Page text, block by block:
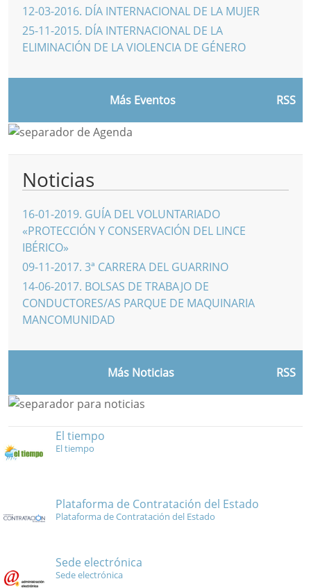
12-03-2016. DÍA INTERNACIONAL DE LA MUJER
25-11-2015. DÍA INTERNACIONAL DE LA
ELIMINACIÓN DE LA VIOLENCIA DE GÉNERO
Más Eventos RSS
Noticias
16-01-2019. GUÍA DEL VOLUNTARIADO
«PROTECCIÓN Y CONSERVACIÓN DEL LINCE
IBÉRICO»
09-11-2017. 3ª CARRERA DEL GUARRINO
14-06-2017. BOLSAS DE TRABAJO DE
CONDUCTORES/AS PARQUE DE MAQUINARIA
MANCOMUNIDAD
Más Noticias RSS
El tiempo
El tiempo
Plataforma de Contratación del Estado
Plataforma de Contratación del Estado
Sede electrónica
Sede electrónica